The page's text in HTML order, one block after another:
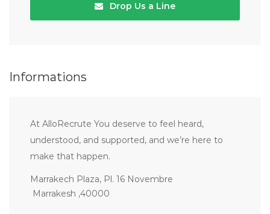
Drop Us a Line
Informations
At AlloRecrute You deserve to feel heard,
understood, and supported, and we’re here to
make that happen.
Marrakech Plaza, Pl. 16 Novembre
Marrakesh ,40000